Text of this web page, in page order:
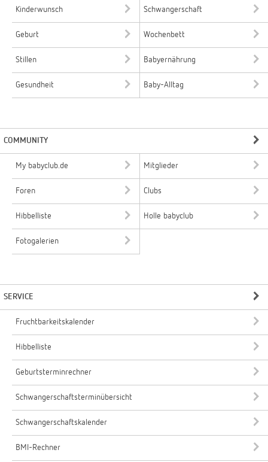
Kinderwunsch Schwangerschaft
Geburt Wochenbett
Stillen Babyernährung
Gesundheit Baby-Alltag
COMMUNITY
My babyclub.de Mitglieder
Foren Clubs
Hibbelliste Holle babyclub
Fotogalerien
SERVICE
Fruchtbarkeitskalender
Hibbelliste
Geburtsterminrechner
Schwangerschaftsterminübersicht
Schwangerschaftskalender
BMI-Rechner